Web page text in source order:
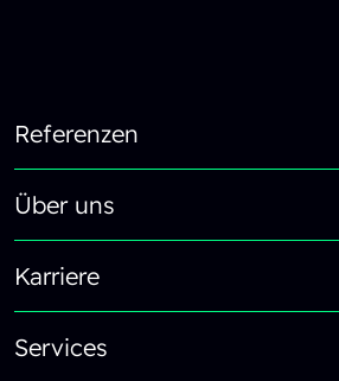
Referenzen
Über uns
Karriere
Services